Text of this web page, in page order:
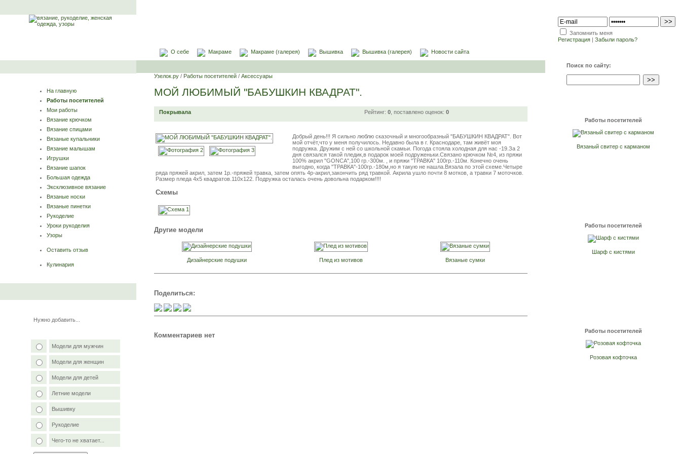
Запомнить меня
Регистрация | Забыли пароль?
О себе
Макраме Макраме (галерея) Вышивка Вышивка (галерея) Новости сайта
На главную
Работы посетителей
Мои работы
Вязание крючком
Вязание спицами
Вязаные купальники
Вязание малышам
Игрушки
Вязание шапок
Большая одежда
Эксклюзивное вязание
Вязаные носки
Вязаные пинетки
Рукоделие
Уроки рукоделия
Узоры
Оставить отзыв
Кулинария
Нужно добавить...
Модели для мужчин
Модели для женщин
Модели для детей
Летние модели
Вышивку
Рукоделие
Чего-то не хватает...
Узелок.ру / Работы посетителей / Аксессуары
МОЙ ЛЮБИМЫЙ "БАБУШКИН КВАДРАТ".
Покрывала Рейтинг: 0 , поставлено оценок: 0
Добрый день!!! Я сильно люблю сказочный и многообразный "БАБУШКИН КВАДРАТ". Вот
мой отчёт,что у меня получилось. Недавно была в г. Краснодаре, там живёт моя
подружка. Дружим с ней со школьной скамьи. Погода стояла холодная для нас -19.За 2
дня связался такой пледик,в подарок моей подруженьки.Связано крючком №4, из пряжи
100% акрил "GONCA",100 гр.-300м. , и пряжи "ТРАВКА" 100гр.-110м. Конечно очень
выгодно, когда "ТРАВКА"-100гр.-180м,но я такую не нашла.Вязала по этой схеме.Четыре
ряда пряжей акрил, затем 1р.-пряжей травка, затем опять 4р-акрил,закончить ряд травкой. Акрила ушло почти 8 мотков, а травки 7 моточков.
Размер пледа 4х5 квадратов.110х122. Подружка осталась очень довольна подарком!!!!
Схемы
Другие модели
Дизайнерские подушки Плед из мотивов Вязаные сумки
Поделиться:
Комментариев нет
Поиск по сайту:
Работы посетителей
Вязаный свитер с карманом
Работы посетителей
Шарф с кистями
Работы посетителей
Розовая кофточка